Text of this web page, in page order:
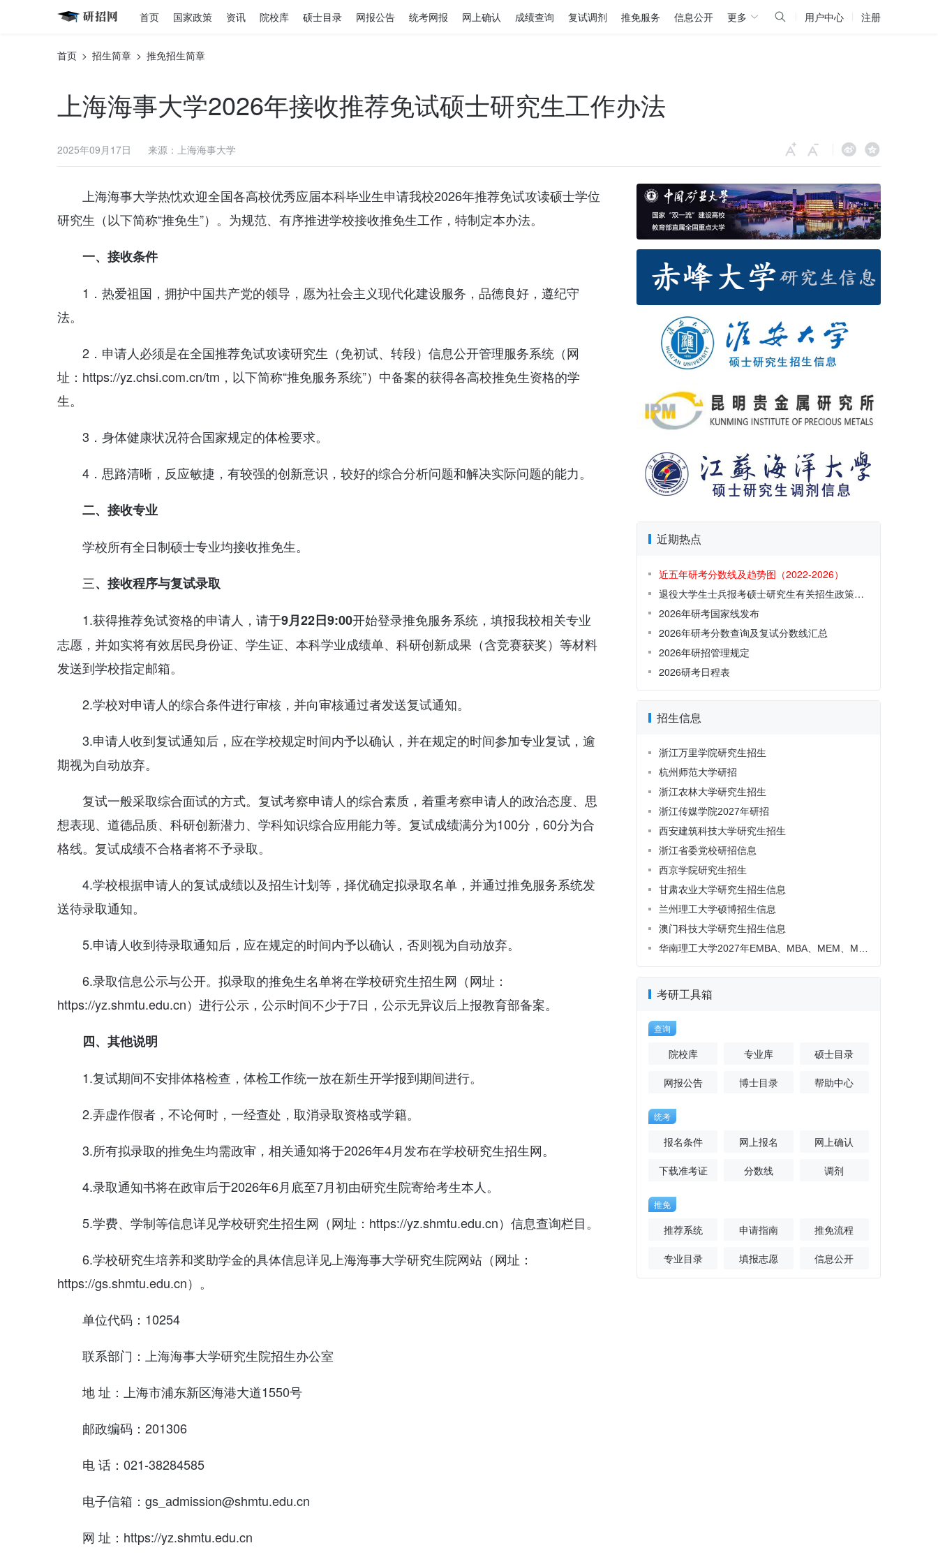
首页 国家政策 资讯 院校库 硕士目录 网报公告 统考网报 网上确认 成绩查询 复试调剂 推免服务 信息公开 更多 用户中心 注册
首页 > 招生简章 > 推免招生简章
上海海事大学2026年接收推荐免试硕士研究生工作办法
2025年09月17日 来源：上海海事大学
上海海事大学热忱欢迎全国各高校优秀应届本科毕业生申请我校2026年推荐免试攻读硕士学位
研究生（以下简称“推免生”）。为规范、有序推进学校接收推免生工作，特制定本办法。
一、接收条件
1．热爱祖国，拥护中国共产党的领导，愿为社会主义现代化建设服务，品德良好，遵纪守
法。
2．申请人必须是在全国推荐免试攻读研究生（免初试、转段）信息公开管理服务系统（网
址：https://yz.chsi.com.cn/tm，以下简称“推免服务系统”）中备案的获得各高校推免生资格的学
生。
3．身体健康状况符合国家规定的体检要求。
4．思路清晰，反应敏捷，有较强的创新意识，较好的综合分析问题和解决实际问题的能力。
二、接收专业
学校所有全日制硕士专业均接收推免生。
三、接收程序与复试录取
1.获得推荐免试资格的申请人，请于9月22日9:00开始登录推免服务系统，填报我校相关专业
志愿，并如实将有效居民身份证、学生证、本科学业成绩单、科研创新成果（含竞赛获奖）等材料
发送到学校指定邮箱。
2.学校对申请人的综合条件进行审核，并向审核通过者发送复试通知。
3.申请人收到复试通知后，应在学校规定时间内予以确认，并在规定的时间参加专业复试，逾
期视为自动放弃。
复试一般采取综合面试的方式。复试考察申请人的综合素质，着重考察申请人的政治态度、思
想表现、道德品质、科研创新潜力、学科知识综合应用能力等。复试成绩满分为100分，60分为合
格线。复试成绩不合格者将不予录取。
4.学校根据申请人的复试成绩以及招生计划等，择优确定拟录取名单，并通过推免服务系统发
送待录取通知。
5.申请人收到待录取通知后，应在规定的时间内予以确认，否则视为自动放弃。
6.录取信息公示与公开。拟录取的推免生名单将在学校研究生招生网（网址：
https://yz.shmtu.edu.cn）进行公示，公示时间不少于7日，公示无异议后上报教育部备案。
四、其他说明
1.复试期间不安排体格检查，体检工作统一放在新生开学报到期间进行。
2.弄虚作假者，不论何时，一经查处，取消录取资格或学籍。
3.所有拟录取的推免生均需政审，相关通知将于2026年4月发布在学校研究生招生网。
4.录取通知书将在政审后于2026年6月底至7月初由研究生院寄给考生本人。
5.学费、学制等信息详见学校研究生招生网（网址：https://yz.shmtu.edu.cn）信息查询栏目。
6.学校研究生培养和奖助学金的具体信息详见上海海事大学研究生院网站（网址：
https://gs.shmtu.edu.cn）。
单位代码：10254
联系部门：上海海事大学研究生院招生办公室
地 址：上海市浦东新区海港大道1550号
邮政编码：201306
电 话：021-38284585
电子信箱：gs_admission@shmtu.edu.cn
网 址：https://yz.shmtu.edu.cn
近期热点
近五年研考分数线及趋势图（2022-2026）
退役大学生士兵报考硕士研究生有关招生政策解读
2026年研考国家线发布
2026年研考分数查询及复试分数线汇总
2026年研招管理规定
2026研考日程表
招生信息
考研工具箱
查询
院校库 专业库 硕士目录
网报公告 博士目录 帮助中心
统考
报名条件 网上报名 网上确认
下载准考证 分数线 调剂
推免
推荐系统 申请指南 推免流程
专业目录 填报志愿 信息公开